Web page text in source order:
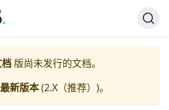
版尚未发行的文档。
最新版本(2.X（推荐） )。